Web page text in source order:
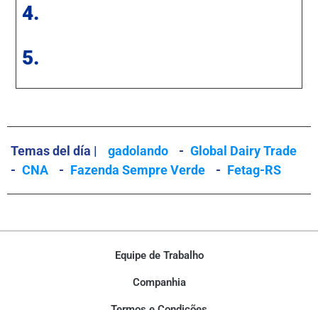
4.
5.
Temas del día | gadolando - Global Dairy Trade
- CNA - Fazenda Sempre Verde - Fetag-RS
Equipe de Trabalho
Companhia